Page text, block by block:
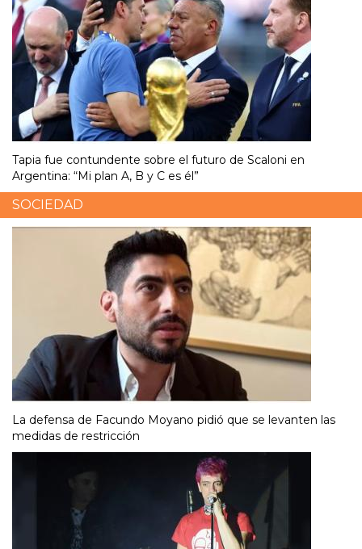
Tapia fue contundente sobre el futuro de Scaloni en
Argentina: “Mi plan A, B y C es él”
SOCIEDAD
La defensa de Facundo Moyano pidió que se levanten las
medidas de restricción